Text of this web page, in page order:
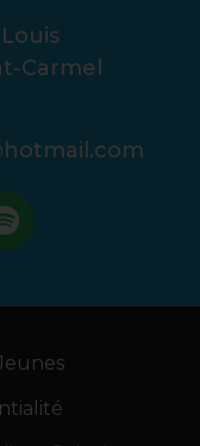
Carmel